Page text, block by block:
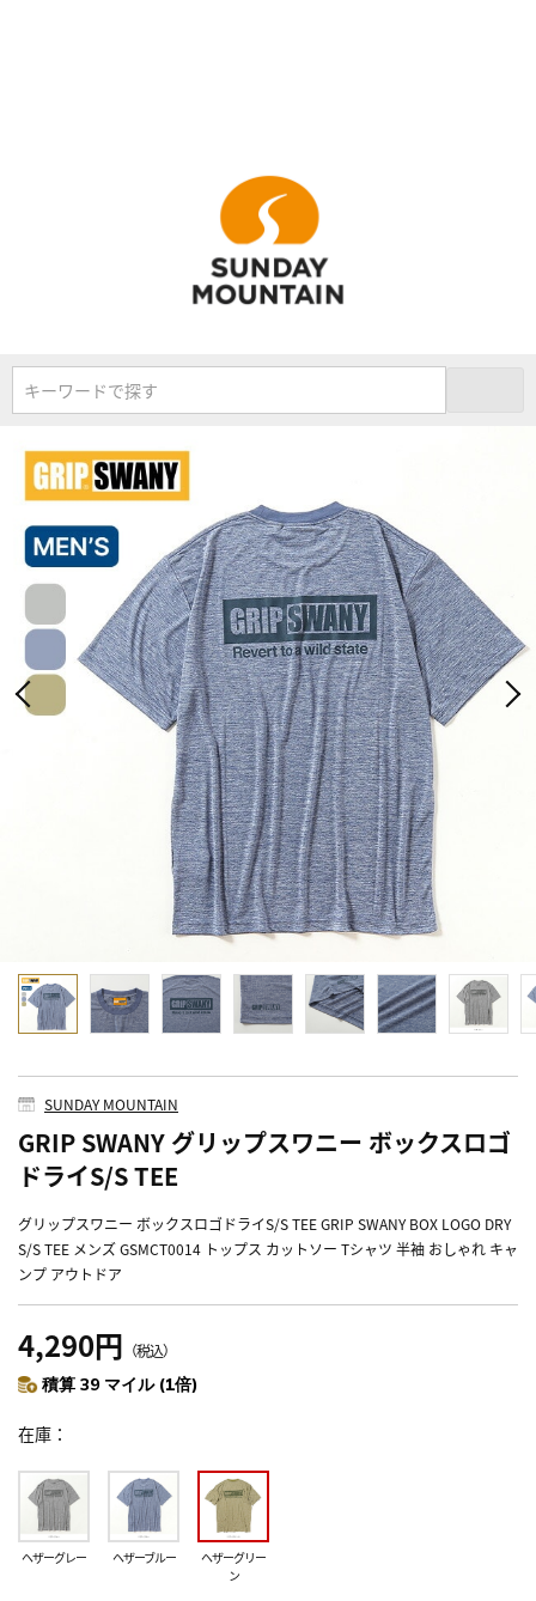
キーワードで探す
SUNDAY MOUNTAIN
GRIP SWANY グリップスワニー ボックスロゴ
ドライS/S TEE
グリップスワニー ボックスロゴドライS/S TEE GRIP SWANY BOX LOGO DRY
S/S TEE メンズ GSMCT0014 トップス カットソー Tシャツ 半袖 おしゃれ キャ
ンプ アウトドア
4,290円 （税込）
積算 39 マイル (1倍)
在庫
ヘザーグレー ヘザーブルー
ヘザーグリー
ン